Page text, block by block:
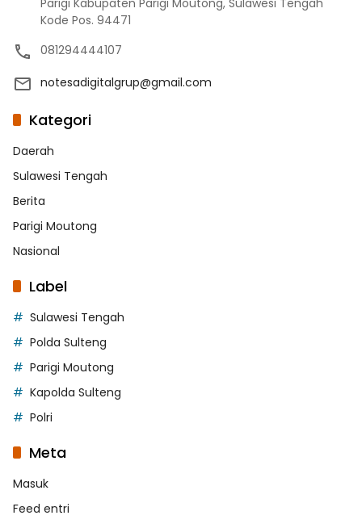
Kode Pos. 94471
081294444107
notesadigitalgrup@gmail.com
Kategori
Daerah
Sulawesi Tengah
Berita
Parigi Moutong
Nasional
Label
Sulawesi Tengah
Polda Sulteng
Parigi Moutong
Kapolda Sulteng
Polri
Meta
Masuk
Feed entri